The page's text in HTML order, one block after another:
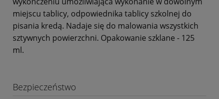
miejscu tablicy, odpowiednika tablicy szkolnej do
pisania kredą. Nadaje się do malowania wszystkich
sztywnych powierzchni. Opakowanie szklane - 125
ml.
Bezpieczeństwo